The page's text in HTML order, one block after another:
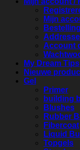
Mijn
Account
My Dream Tips
Nieuwe
Gel
Primer
building
Blushes
Rubber
Fibercoat
Liquid
Topgels